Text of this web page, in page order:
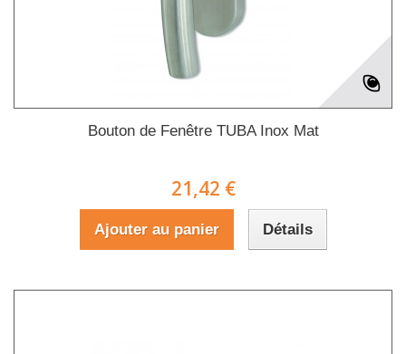
Bouton de Fenêtre TUBA Inox Mat
21,42 €
Ajouter au panier Détails